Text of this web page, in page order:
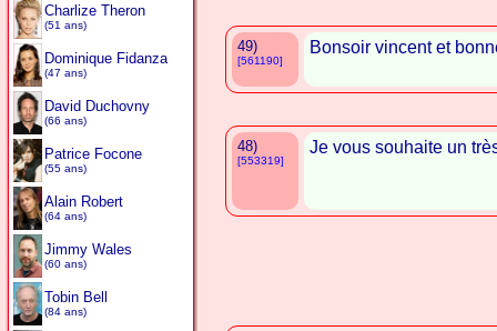
Charlize Theron
(51 ans)
Dominique Fidanza
(47 ans)
David Duchovny
(66 ans)
Patrice Focone
(55 ans)
Alain Robert
(64 ans)
Jimmy Wales
(60 ans)
Tobin Bell
(84 ans)
49)
[561190]
Bonsoir vincent et
48)
[553319]
Je vous souhaite un